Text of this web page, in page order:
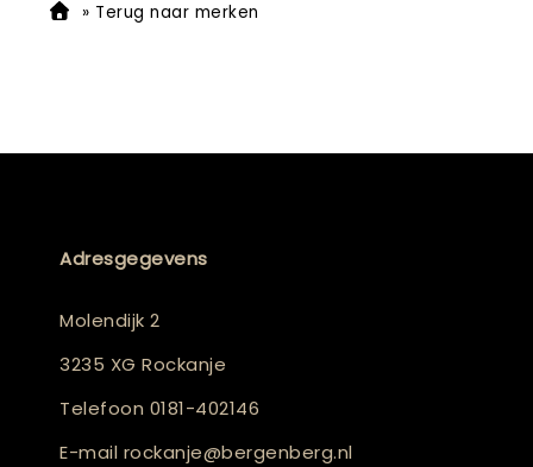
» Terug naar merken
Adresgegevens
Molendijk 2
3235 XG Rockanje
Telefoon 0181-402146
E-mail rockanje@bergenberg.nl